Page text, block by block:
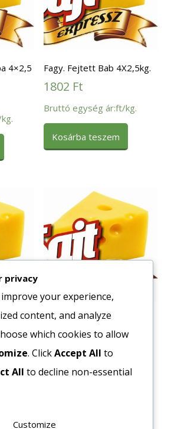
4×2,5
Fagy. Fejtett Bab 4X2,5kg.
1802 Ft
Bruttó egység ár:ft/kg.
Kosárba teszem
Fagy. Paraj Leveles
Porciózott 4×2,5 kg
1345Ft
Bruttó egység ár:ft/kg.
privacy
your experience,
content, and analyze
which cookies to allow
. ClickAccept All to
All to decline non-essential
Customize